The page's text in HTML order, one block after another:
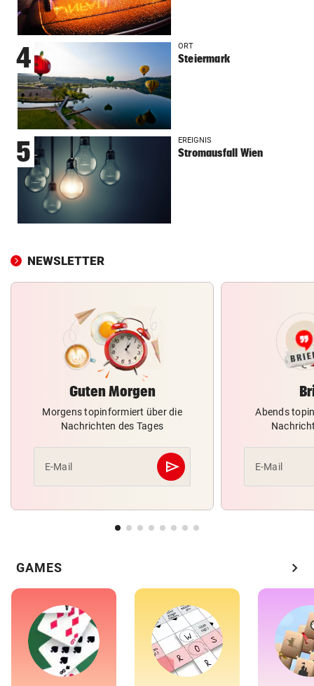
4 ORT
Steiermark
5 EREIGNIS
Stromausfall Wien
NEWSLETTER
Guten Morgen
Morgens topinformiert über die
Nachrichten des Tages
E-Mail send
Abschicken
Abends
E-Mail
GAMES chevron_right